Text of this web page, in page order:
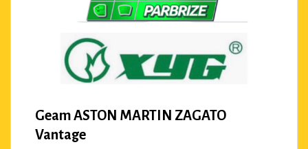
Geam ASTON MARTIN ZAGATO
Vantage